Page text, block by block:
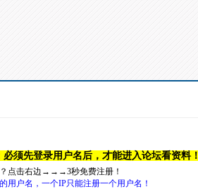
必须先登录用户名后，才能进入论坛看资料！
点击右边→→→3秒免费注册！
用户名，一个IP只能注册一个用户名！